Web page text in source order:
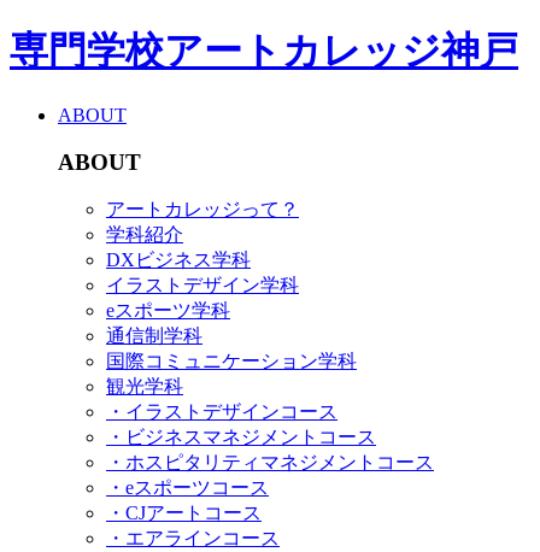
専門学校アートカレッジ神戸
ABOUT
ABOUT
アートカレッジって？
学科紹介
DXビジネス学科
イラストデザイン学科
eスポーツ学科
通信制学科
国際コミュニケーション学科
観光学科
・イラストデザインコース
・ビジネスマネジメントコース
・ホスピタリティマネジメントコース
・eスポーツコース
・CJアートコース
・エアラインコース